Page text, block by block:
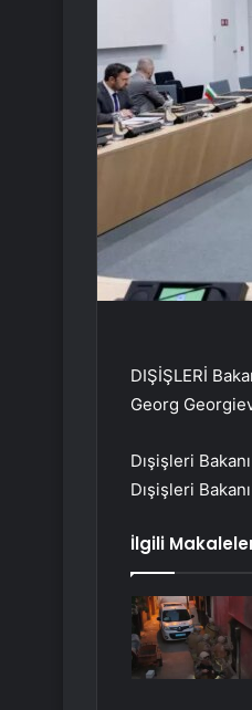
DIŞİŞLERİ
Georg
Dışişleri
Dışişleri
İlgili